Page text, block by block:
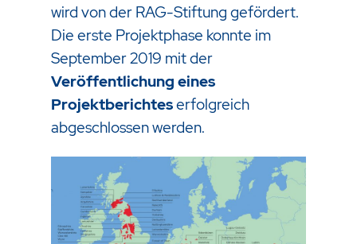
wird von der RAG-Stiftung gefördert.
Die erste Projektphase konnte im
September 2019 mit der
Veröffentlichung eines
Projektberichteserfolgreich
abgeschlossen werden.